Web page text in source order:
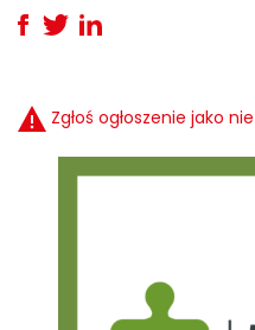
Zgłoś ogłoszenie jako